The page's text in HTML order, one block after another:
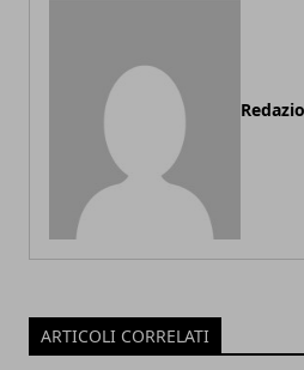
ARTICOLI CORRELATI